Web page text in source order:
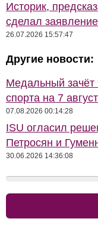
Историк,
сделал
26.07.2026 15:57:47
Другие новости:
Медальный
спорта на 7
07.08.2026 00:14:28
ISU огласил
Петросян и
30.06.2026 14:36:08